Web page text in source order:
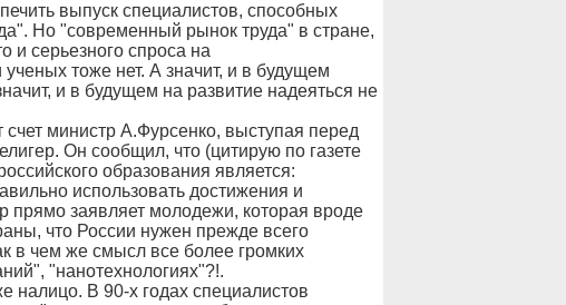
выпуск специалистов, способных
Но "современный рынок труда" в стране,
и серьезного спроса на
тоже нет. А значит, и в будущем
и в будущем на развитие надеяться не
счет министр А.Фурсенко, выступая перед
Он сообщил, что (цитирую по газете
образования является:
использовать достижения и
прямо заявляет молодежи, которая вроде
что России нужен прежде всего
в чем же смысл все более громких
"нанотехнологиях"?!.
В 90-х годах специалистов